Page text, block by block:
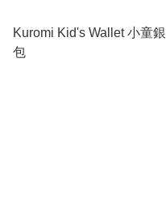
Kuromi Kid's Wallet 小童銀
包